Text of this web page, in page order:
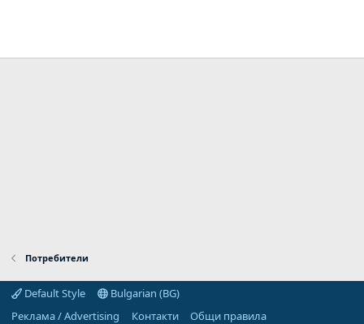
Потребители
Default Style
Bulgarian (BG)
Реклама / Advertising
Контакти
Общи правила